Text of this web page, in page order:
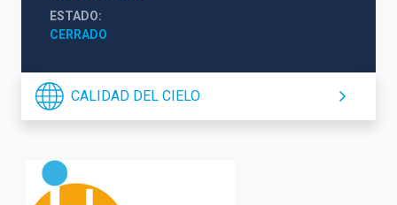
ESTADO
CERRADO
CALIDAD DEL CIELO